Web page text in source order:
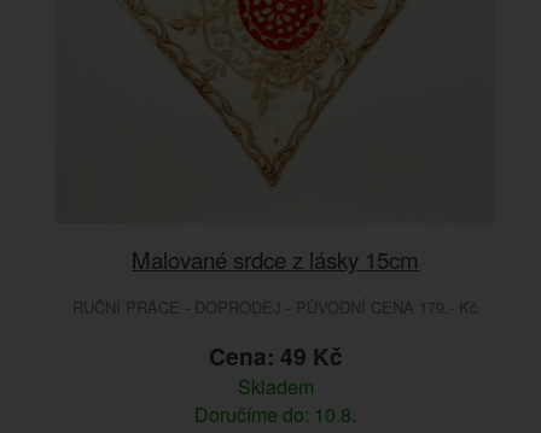
Malované srdce z lásky 15cm
RUČNÍ PRÁCE - DOPRODEJ - PŮVODNÍ CENA 179.- Kč
Cena: 49 Kč
Skladem
Doručíme do: 10.8.